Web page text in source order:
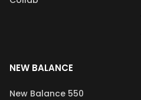
NEW BALANCE
New Balance 550